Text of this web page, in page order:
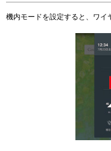
機内モードを設定すると、ワイ